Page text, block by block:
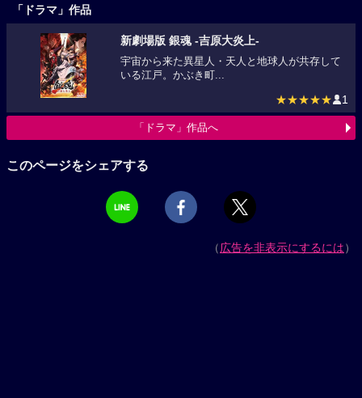
「ドラマ」作品
新劇場版 銀魂 -吉原大炎上-
宇宙から来た異星人・天人と地球人が共存して
いる江戸。かぶき町...
★★★★★ 1
「ドラマ」作品へ
このページをシェアする
（広告を非表示にするには）